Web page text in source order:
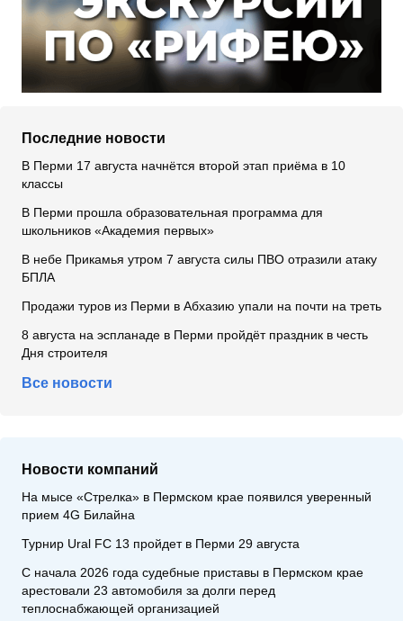
Последние новости
В Перми 17 августа начнётся второй этап приёма в 10
классы
В Перми прошла образовательная программа для
школьников «Академия первых»
В небе Прикамья утром 7 августа силы ПВО отразили атаку
БПЛА
Продажи туров из Перми в Абхазию упали на почти на треть
8 августа на эспланаде в Перми пройдёт праздник в честь
Дня строителя
Все новости
Новости компаний
На мысе «Стрелка» в Пермском крае появился уверенный
прием 4G Билайна
Турнир Ural FC 13 пройдет в Перми 29 августа
С начала 2026 года судебные приставы в Пермском крае
арестовали 23 автомобиля за долги перед
теплоснабжающей организацией